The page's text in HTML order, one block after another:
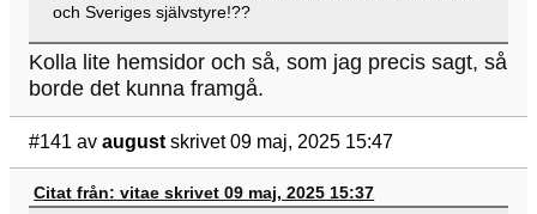
och Sveriges självstyre!??
Kolla lite hemsidor och så, som jag precis sagt, så
borde det kunna framgå.
#141 av august skrivet 09 maj, 2025 15:47
Citat från: vitae skrivet 09 maj, 2025 15:37